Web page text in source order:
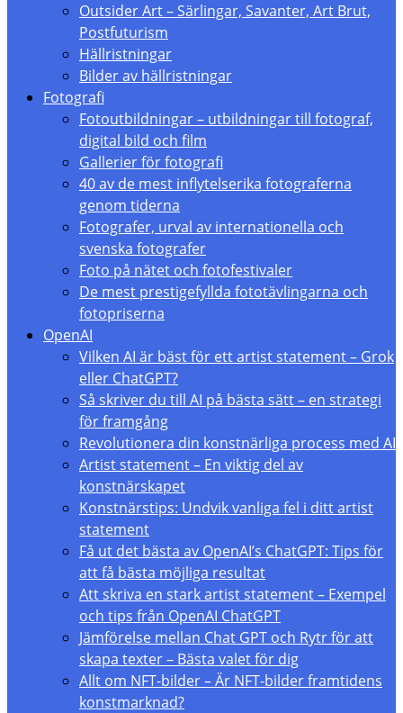
Outsider Art – Särlingar, Savanter, Art Brut,
Postfuturism
Hällristningar
Bilder av hällristningar
Fotografi
Fotoutbildningar – utbildningar till fotograf,
digital bild och film
Gallerier för fotografi
40 av de mest inflytelserika fotograferna
genom tiderna
Fotografer, urval av internationella och
svenska fotografer
Foto på nätet och fotofestivaler
De mest prestigefyllda fototävlingarna och
fotopriserna
OpenAI
Vilken AI är bäst för ett artist statement – Grok
eller ChatGPT?
Så skriver du till AI på bästa sätt – en strategi
för framgång
Revolutionera din konstnärliga process med AI
Artist statement – En viktig del av
konstnärskapet
Konstnärstips: Undvik vanliga fel i ditt artist
statement
Få ut det bästa av OpenAI’s ChatGPT: Tips för
att få bästa möjliga resultat
Att skriva en stark artist statement – Exempel
och tips från OpenAI ChatGPT
Jämförelse mellan Chat GPT och Rytr för att
skapa texter – Bästa valet för dig
Allt om NFT-bilder – Är NFT-bilder framtidens
konstmarknad?